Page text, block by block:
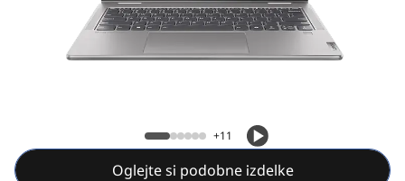
Yoga 7 2-v-1 Gen 9 (14, AMD)
+11
Oglejte si podobne izdelke